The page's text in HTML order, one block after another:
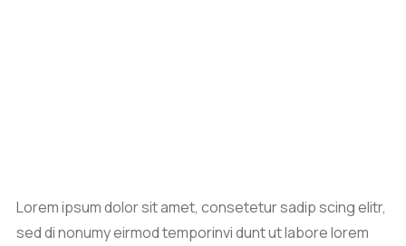
Lorem ipsum dolor sit amet, consetetur sadip scing elitr,
sed di nonumy eirmod temporinvi dunt ut labore lorem